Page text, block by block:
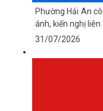
Phường Hải An
ánh, kiến nghị
31/07/2026